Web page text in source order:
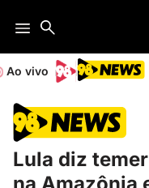
Ao vivo
Lula diz